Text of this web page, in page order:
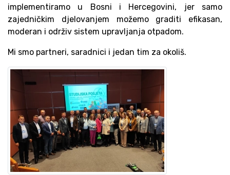
implementiramo u Bosni i Hercegovini, jer samo
zajedničkim djelovanjem možemo graditi efikasan,
moderan i održiv sistem upravljanja otpadom.
Mi smo partneri, saradnici i jedan tim za okoliš.